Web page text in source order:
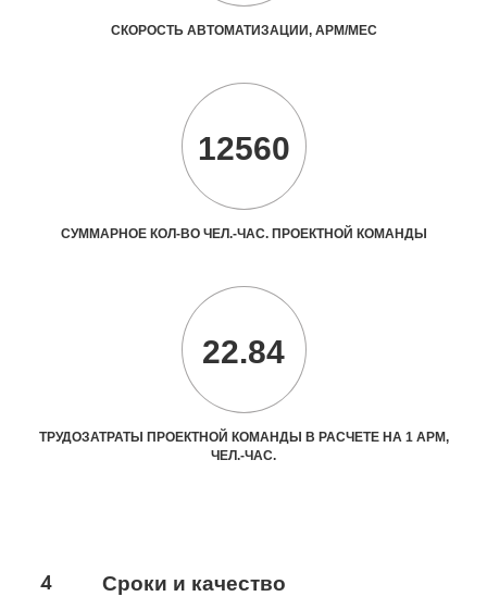
СКОРОСТЬ АВТОМАТИЗАЦИИ, АРМ/МЕС
12560
СУММАРНОЕ КОЛ-ВО ЧЕЛ.-ЧАС. ПРОЕКТНОЙ КОМАНДЫ
22.84
ТРУДОЗАТРАТЫ ПРОЕКТНОЙ КОМАНДЫ В РАСЧЕТЕ НА 1 АРМ,
ЧЕЛ.-ЧАС.
4 Сроки и качество